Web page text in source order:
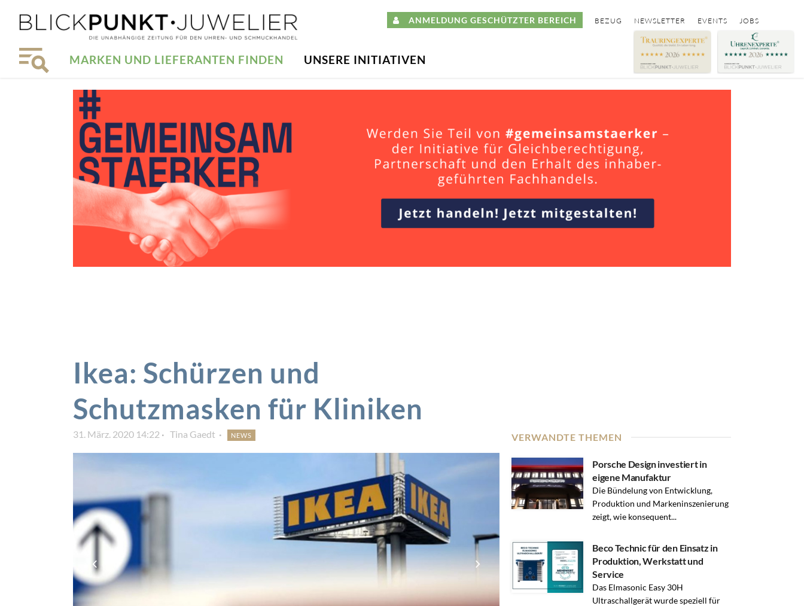
ANMELDUNG GESCHÜTZTER BEREICH BEZUG NEWSLETTER EVENTS JOBS
MARKEN UND LIEFERANTEN FINDEN UNSERE INITIATIVEN
Ikea: Schürzen und
Schutzmasken für Kliniken
31. März. 2020 14:22 Tina Gaedt NEWS VERWANDTE THEMEN
Porsche Design investiert in
eigene Manufaktur
Die Bündelung von Entwicklung,
Produktion und Markeninszenierung
zeigt, wie konsequent...
Beco Technic für den Einsatz in
Produktion, Werkstatt und
Service
Das Elmasonic Easy 30H
Ultraschallgerät wurde speziell für